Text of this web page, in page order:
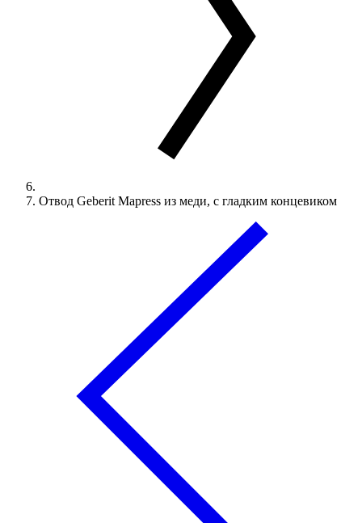
Отвод Geberit Mapress из меди, с гладким концевиком